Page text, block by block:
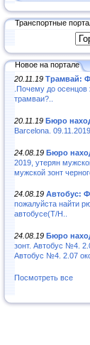
Транспортные
Новое на портале
20.11.19 Трамвай:
.Почему до осенцов
трамваи?..
20.11.19 Бюро
Barcelona.
24.08.19 Бюро
2019, утерян
мужской зонт
24.08.19 Автобус:
пожалуйста найти
автобусе(Т/Н..
24.08.19 Бюро
зонт. Автобус №4.
Автобус №4. 2.07
Посмотреть все